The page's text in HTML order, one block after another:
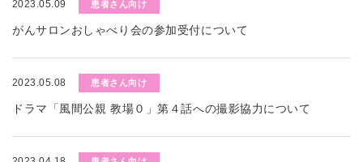
2023.05.09 患者さん向け
がんサロンおしゃべり会の参加受付について
2023.05.08 患者さん向け
ドラマ「風間公親 教場０」第４話への撮影協力について